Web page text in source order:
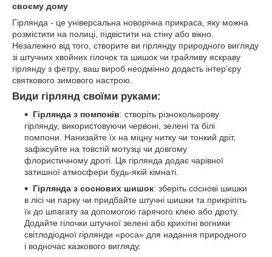
своєму дому
Гірлянда - це універсальна новорічна прикраса, яку можна
розмістити на полиці, підвістити на стіну або вікно.
Незалежно від того, створите ви гірлянду природного вигляду
зі штучних хвойних гілочок та шишок чи грайливу яскраву
гірлянду з фетру, ваш вироб неодмінно додасть інтер’єру
святкового зимового настрою.
Види гірлянд своїми руками:
Гірлянда з помпонів: створіть різнокольорову
гірлянду, використовуючи червоні, зелені та білі
помпони. Нанизайте їх на міцну нитку чи тонкий дріт,
зафіксуйте на товстій мотузці чи довгому
флористичному дроті. Ця гірлянда додає чарівної
затишної атмосфери будь-якій кімнаті.
Гірлянда з соснових шишок: зберіть соснові шишки
в лісі чи парку чи придбайте штучні шишки та прикріпіть
їх до шпагату за допомогою гарячого клею або дроту.
Додайте гілочки штучної зелені або крихітні вогники
світлодіодної гірлянди «роса» для надання природного
і водночас казкового вигляду.